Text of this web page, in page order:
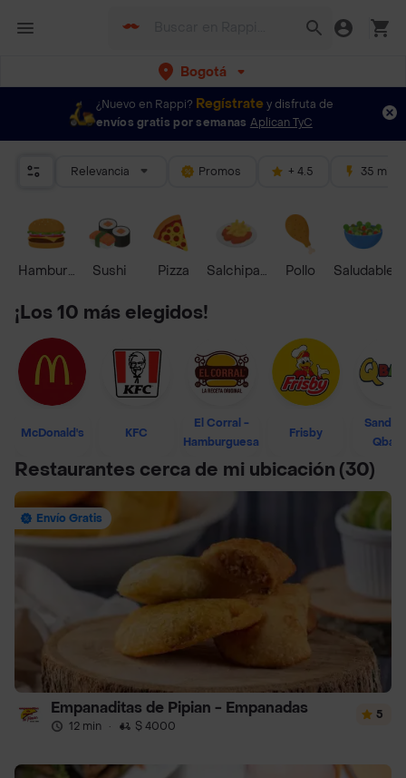
Bogotá
¿Nuevo en Rappi? Regístrate y disfruta de
envíos gratis por semanas Aplican TyC
Relevancia Promos + 4.5 35 mins
HamburguesaSushi Pizza Salchipapas Pollo Saludable
¡Los 10 más elegidos!
McDonald's KFC
El Corral -
Hamburguesa
Frisby
Restaurantes cerca de mi ubicación (30)
Envío Gratis
Empanaditas de Pipian - Empanadas
12 min · $ 4000
5